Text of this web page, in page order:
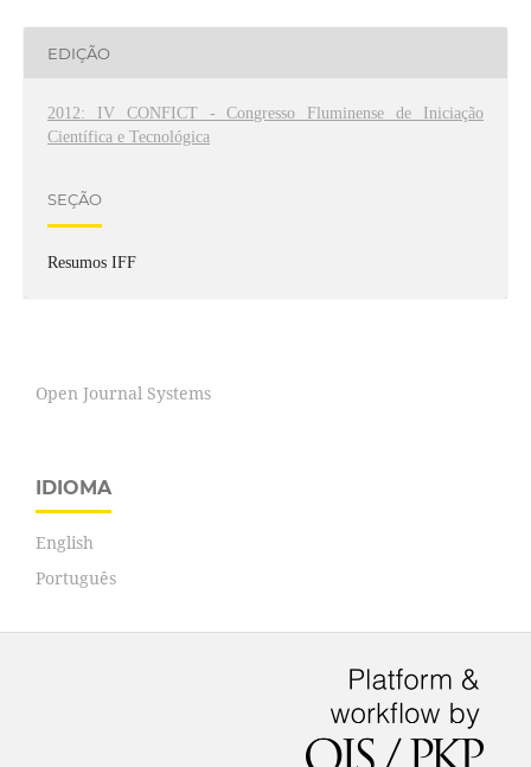
EDIÇÃO
2012: IV CONFICT - Congresso Fluminense de Iniciação
Científica e Tecnológica
SEÇÃO
Resumos IFF
Open Journal Systems
IDIOMA
English
Português